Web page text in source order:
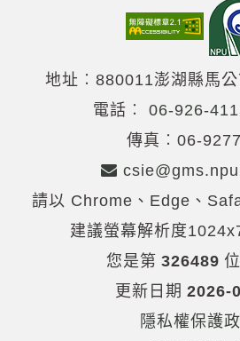
地址︰880011澎湖縣馬
電話︰ 06-926-
傳真︰06-
請以 Chrome、Edge、
建議螢幕解析度
您是第 326489
更新日期 2026-
隱私權保護